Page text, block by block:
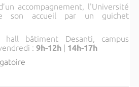
accompagnement, l'Université
son accueil par un guichet
hall bâtiment Desanti, campus
: 9h-12h| 14h-17h